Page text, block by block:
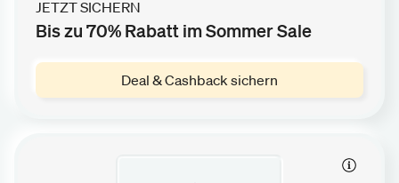
JETZT SICHERN
Bis zu 70% Rabatt im Sommer Sale
Deal & Cashback sichern